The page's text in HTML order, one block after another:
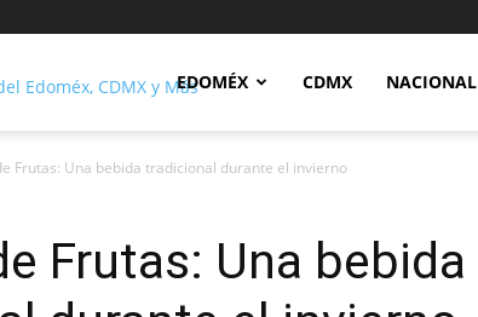
Notidex
EDOMÉX CDMX NACIONAL
Frutas: Una bebida tradicional durante el invierno
Frutas: Una bebida